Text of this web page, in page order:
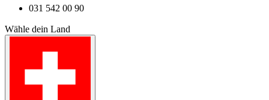
031 542 00 90
Wähle dein Land